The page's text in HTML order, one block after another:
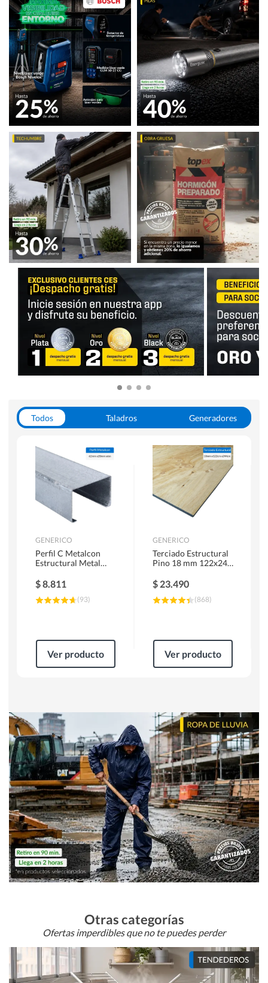
Todos Taladros
Generadores
Herramientas Manuales
Sierras Circulares
GENERICO
Perfil C Metalcon
Estructural Metal
$8.811
(93)
Ver producto
GENERICO
Terciado Estructural
Pino 18 mm 122x244
$ 23.490
(868)
Ver producto
Otras categorías
Ofertas imperdibles que no te puedes perder